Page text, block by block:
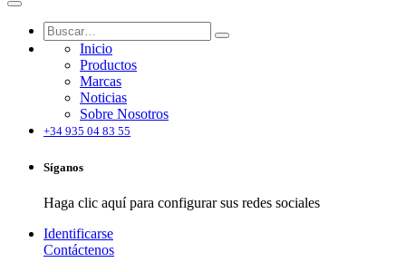
Inicio
Productos
Marcas
Noticias
Sobre Nosotros
+34 935 04 83 55
Síganos
Haga clic aquí para configurar sus redes sociales
Identificarse
Contáctenos